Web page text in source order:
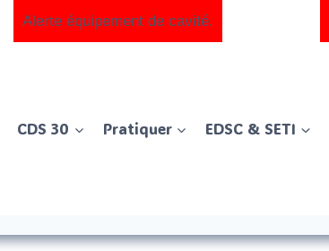
Alerte équipement de cavité.
CDS 30 Pratiquer EDSC & SETI